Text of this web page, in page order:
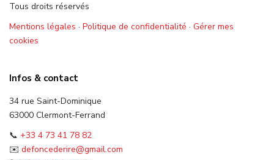
Tous droits réservés
Mentions légales · Politique de confidentialité · Gérer mes
cookies
Infos & contact
34 rue Saint-Dominique
63000 Clermont-Ferrand
📞 +33 4 73 41 78 82
✉️ defoncederire@gmail.com